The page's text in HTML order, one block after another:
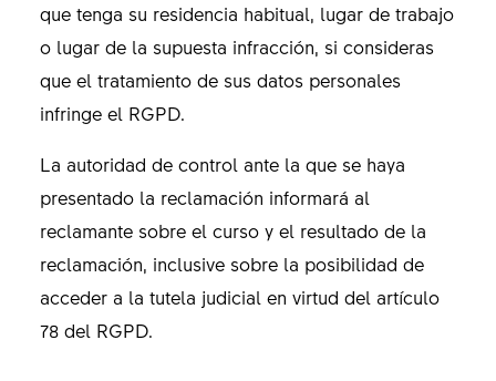
que tenga su residencia habitual, lugar de trabajo
o lugar de la supuesta infracción, si consideras
que el tratamiento de sus datos personales
infringe el RGPD.
La autoridad de control ante la que se haya
presentado la reclamación informará al
reclamante sobre el curso y el resultado de la
reclamación, inclusive sobre la posibilidad de
acceder a la tutela judicial en virtud del artículo
78 del RGPD.